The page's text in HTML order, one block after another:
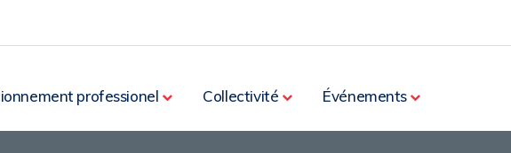
professionel Collectivité Événements